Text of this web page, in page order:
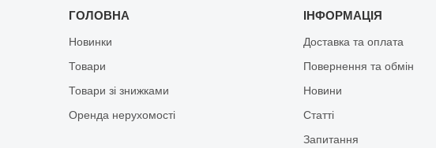
ГОЛОВНА
Новинки
Товари
Товари зі знижками
Оренда нерухомості
ІНФОРМАЦІЯ
Доставка та оплата
Повернення та обмін
Новини
Статті
Запитання